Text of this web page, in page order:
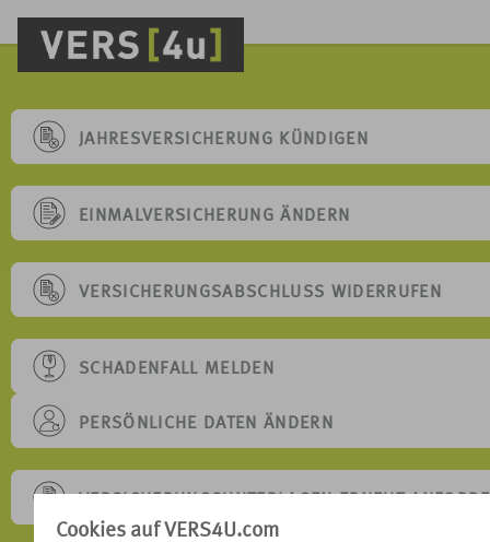
Cookies auf VERS4U.com
JAHRESVERSICHERUNG KÜNDIGEN
EINMALVERSICHERUNG ÄNDERN
VERSICHERUNGSABSCHLUSS WIDERRUFEN
SCHADENFALL MELDEN
PERSÖNLICHE DATEN ÄNDERN